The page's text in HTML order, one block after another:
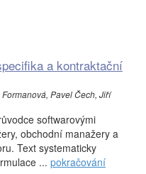
a kontraktační
Pavel Čech, Jiří
softwarovými
obchodní manažery a
Text systematicky
... pokračování